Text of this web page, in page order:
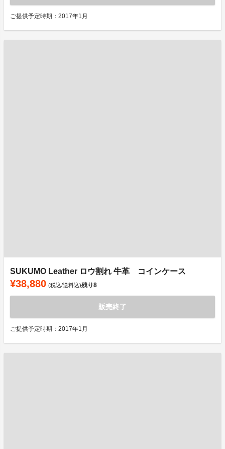
ご提供予定時期：2017年1月
SUKUMO Leather ロウ割れ 牛革 コインケース
¥38,880 (税込/送料込)残り8
販売終了
ご提供予定時期：2017年1月